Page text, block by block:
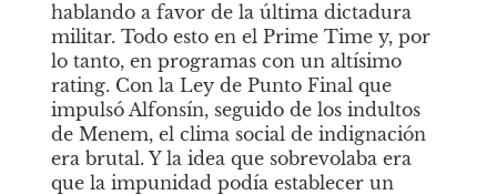
hablando a favor de la última dictadura
militar. Todo esto en el Prime Time y, por
lo tanto, en programas con un altísimo
rating. Con la Ley de Punto Final que
impulsó Alfonsín, seguido de los indultos
de Menem, el clima social de indignación
era brutal. Y la idea que sobrevolaba era
que la impunidad podía establecer un